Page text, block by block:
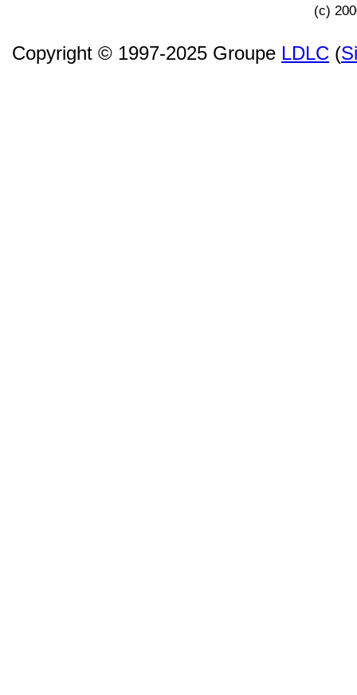
(c)
Copyright © 1997-2025 Groupe LDLC (